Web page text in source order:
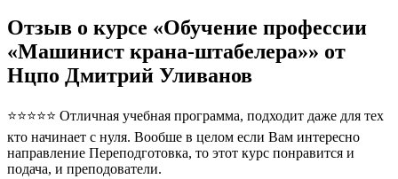
Отзыв о курсе «Обучение профессии
«Машинист крана-штабелера»» от
Нцпо Дмитрий Уливанов
⭐⭐⭐⭐⭐ Отличная учебная программа, подходит даже для тех
кто начинает с нуля. Вообше в целом если Вам интересно
направление Переподготовка, то этот курс понравится и
подача, и преподователи.